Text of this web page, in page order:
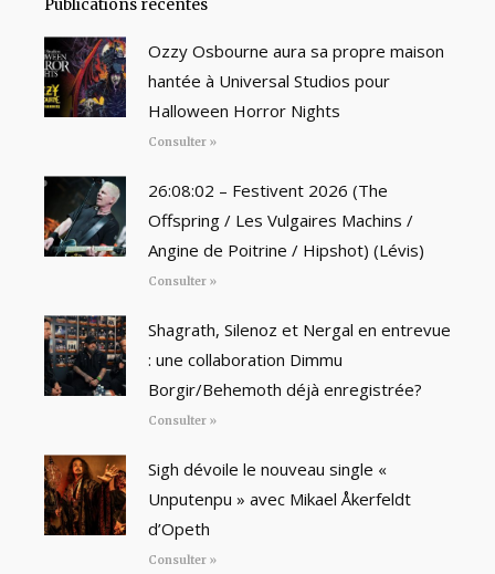
Publications récentes
Ozzy Osbourne aura sa propre maison
hantée à Universal Studios pour
Halloween Horror Nights
Consulter »
26:08:02 – Festivent 2026 (The
Offspring / Les Vulgaires Machins /
Angine de Poitrine / Hipshot) (Lévis)
Consulter »
Shagrath, Silenoz et Nergal en entrevue
: une collaboration Dimmu
Borgir/Behemoth déjà enregistrée?
Consulter »
Sigh dévoile le nouveau single «
Unputenpu » avec Mikael Åkerfeldt
d’Opeth
Consulter »